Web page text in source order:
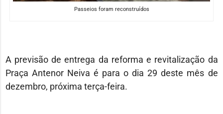
Passeios foram reconstruídos
A previsão de entrega da reforma e revitalização da
Praça Antenor Neiva é para o dia 29 deste mês de
dezembro, próxima terça-feira.